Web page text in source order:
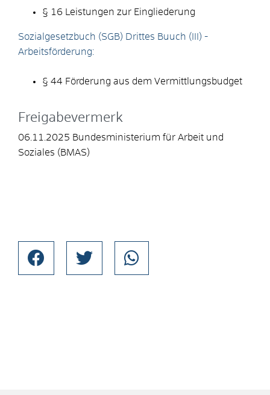
§ 16 Leistungen zur Eingliederung
Sozialgesetzbuch (SGB) Drittes Buuch (III) -
Arbeitsförderung:
§ 44 Förderung aus dem Vermittlungsbudget
Freigabevermerk
06.11.2025 Bundesministerium für Arbeit und
Soziales (BMAS)